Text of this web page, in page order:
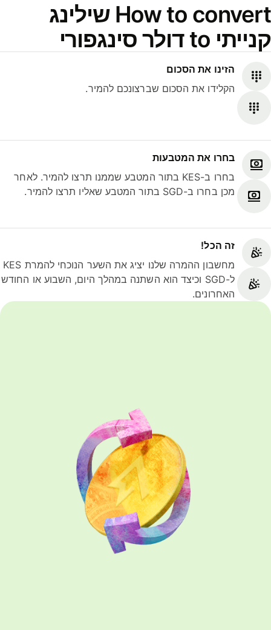
How to convert שילינג
קנייתי to דולר סינגפורי
הזינו את הסכום
הקלידו את הסכום שברצונכם להמיר.
בחרו את המטבעות
בחרו ב-KES בתור המטבע שממנו תרצו להמיר. לאחר
מכן בחרו ב-SGD בתור המטבע שאליו תרצו להמיר.
זה הכל!
מחשבון ההמרה שלנו יציג את השער הנוכחי להמרת KES
ל-SGD וכיצד הוא השתנה במהלך היום, השבוע או החודש
האחרונים.